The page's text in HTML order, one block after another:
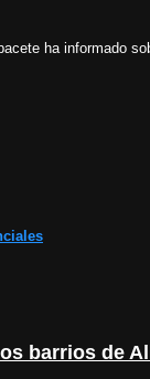
ha informado
barrios de